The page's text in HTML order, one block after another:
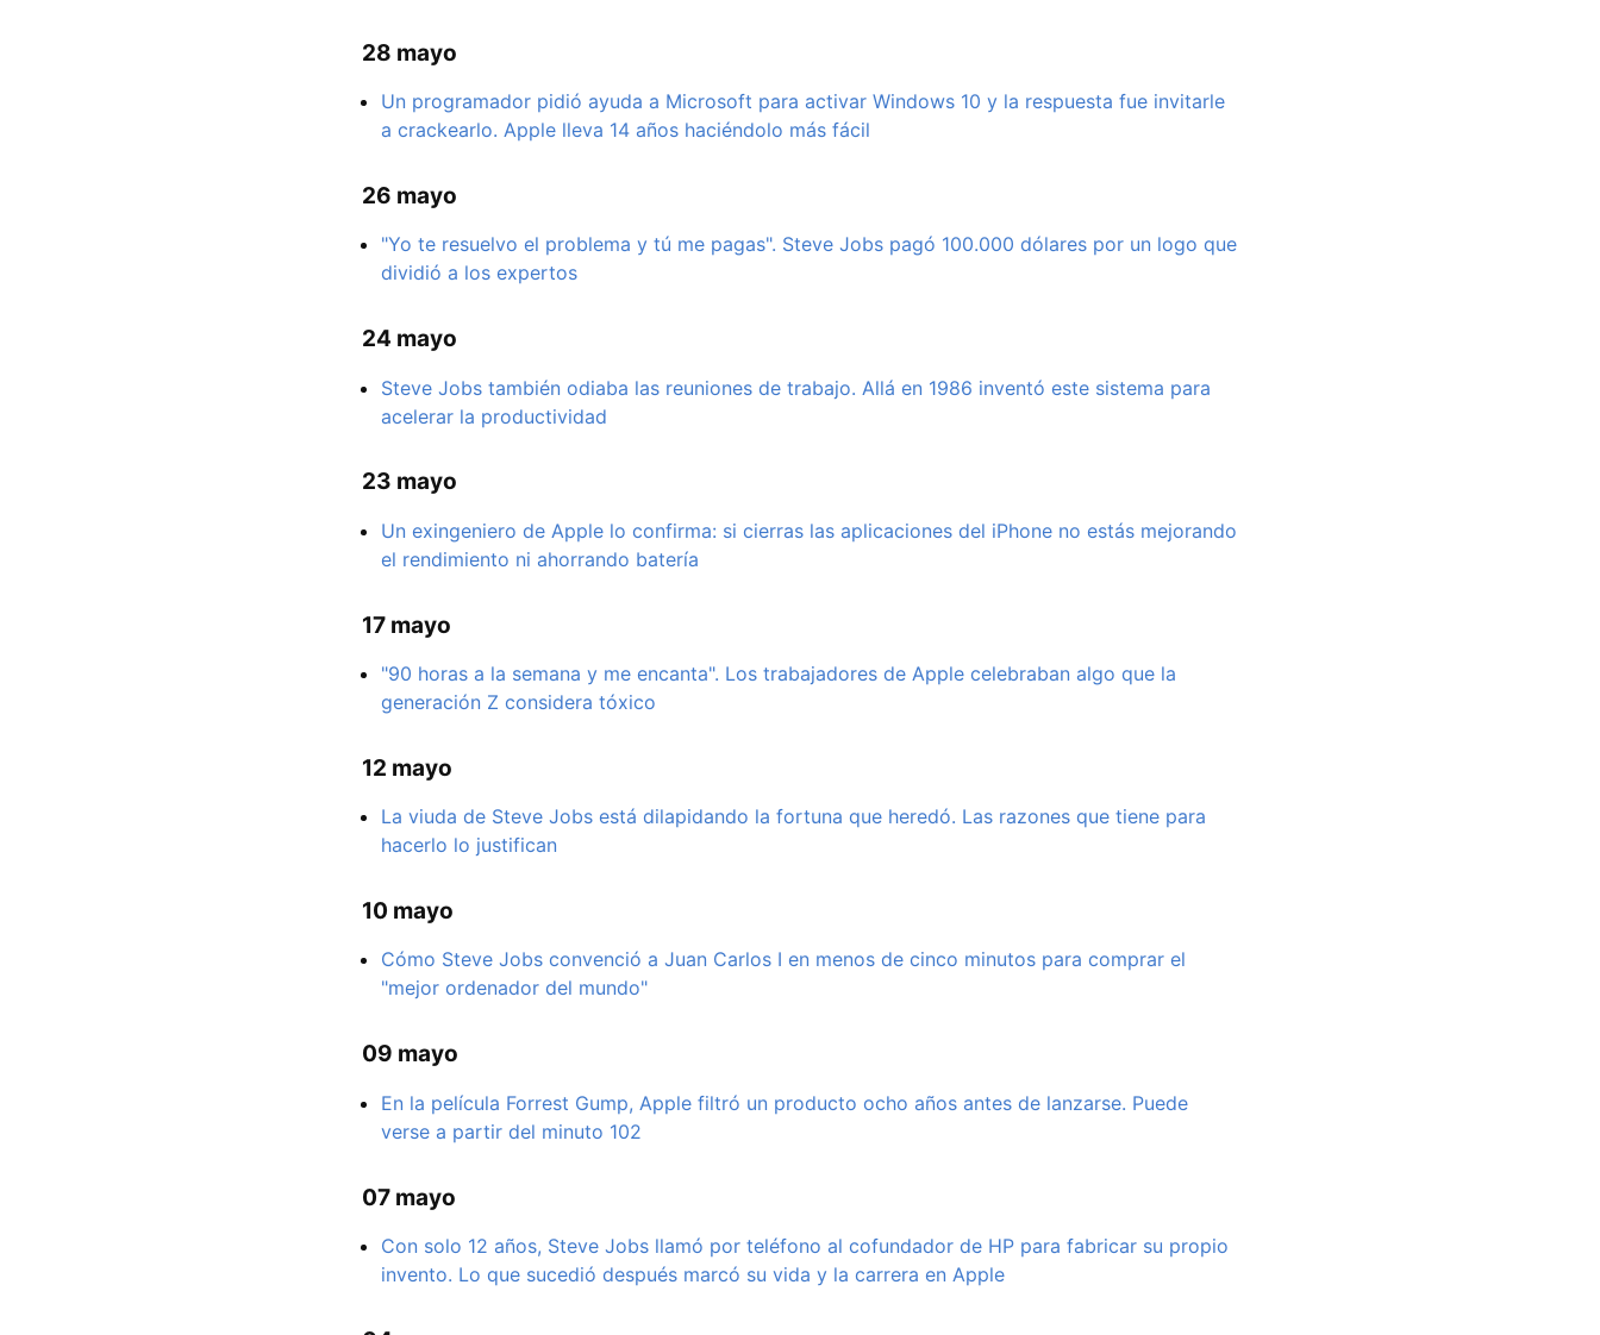
28 mayo
Un programador pidió ayuda a Microsoft para activar Windows 10 y la respuesta fue invitarle
a crackearlo. Apple lleva 14 años haciéndolo más fácil
26 mayo
"Yo te resuelvo el problema y tú me pagas". Steve Jobs pagó 100.000 dólares por un logo que
dividió a los expertos
24 mayo
Steve Jobs también odiaba las reuniones de trabajo. Allá en 1986 inventó este sistema para
acelerar la productividad
23 mayo
Un exingeniero de Apple lo confirma: si cierras las aplicaciones del iPhone no estás mejorando
el rendimiento ni ahorrando batería
17 mayo
"90 horas a la semana y me encanta". Los trabajadores de Apple celebraban algo que la
generación Z considera tóxico
12 mayo
La viuda de Steve Jobs está dilapidando la fortuna que heredó. Las razones que tiene para
hacerlo lo justifican
10 mayo
Cómo Steve Jobs convenció a Juan Carlos I en menos de cinco minutos para comprar el
"mejor ordenador del mundo"
09 mayo
En la película Forrest Gump, Apple filtró un producto ocho años antes de lanzarse. Puede
verse a partir del minuto 102
07 mayo
Con solo 12 años, Steve Jobs llamó por teléfono al cofundador de HP para fabricar su propio
invento. Lo que sucedió después marcó su vida y la carrera en Apple